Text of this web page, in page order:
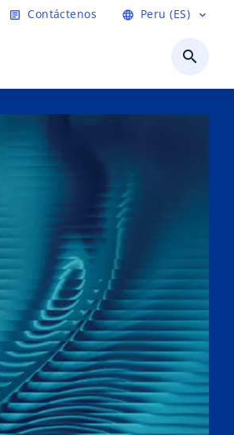
article Contáctenos language Peru (ES) expand_more
search